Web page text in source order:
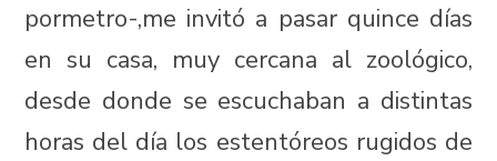
pormetro-,me invitó a pasar quince días
en su casa, muy cercana al zoológico,
desde donde se escuchaban a distintas
horas del día los estentóreos rugidos de